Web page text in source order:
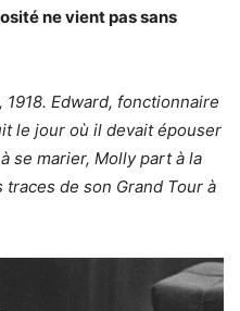
ne vient pas sans
1918. Edward, fonctionnaire
le jour où il devait épouser
se marier, Molly part à la
de son Grand Tour à